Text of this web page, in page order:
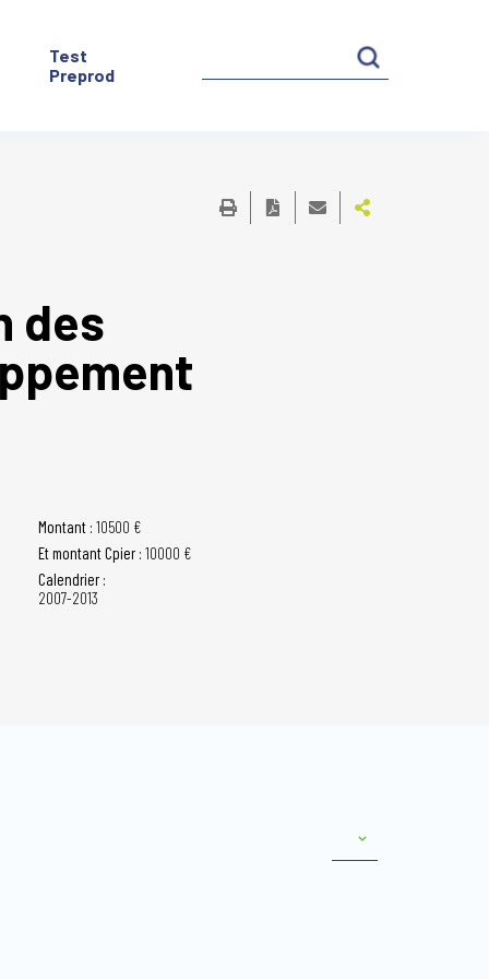
Test
Preprod
des
Montant :10500 €
Et montant Cpier :10000 €
Calendrier :
2007-2013